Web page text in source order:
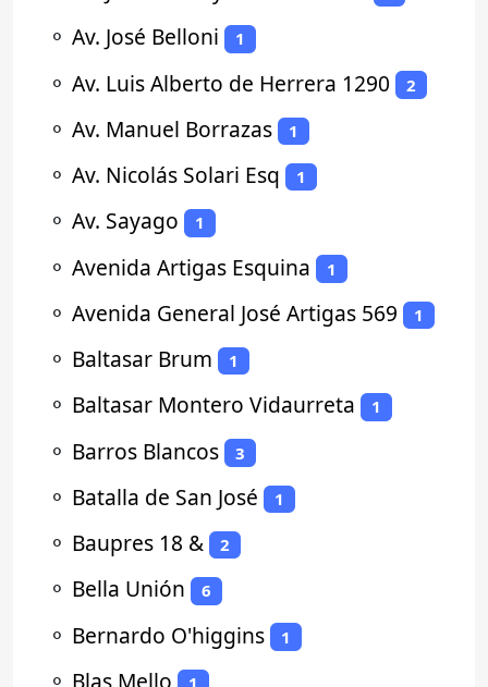
⚬ Av. José Belloni 1
⚬ Av. Luis Alberto de Herrera 1290 2
⚬ Av. Manuel Borrazas 1
⚬ Av. Nicolás Solari Esq 1
⚬ Av. Sayago 1
⚬ Avenida Artigas Esquina 1
⚬ Avenida General José Artigas 569 1
⚬ Baltasar Brum 1
⚬ Baltasar Montero Vidaurreta 1
⚬ Barros Blancos 3
⚬ Batalla de San José 1
⚬ Baupres 18 & 2
⚬ Bella Unión 6
⚬ Bernardo O'higgins 1
⚬ Blas Mello 1